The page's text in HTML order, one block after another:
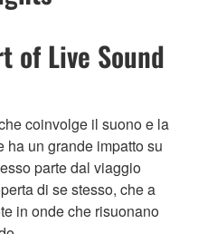
of Live Sound
coinvolge il suono e la
ha un grande impatto su
parte dal viaggio
di se stesso, che a
in onde che risuonano